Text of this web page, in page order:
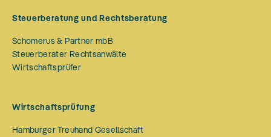
Steuerberatung und Rechtsberatung
Schomerus & Partner mbB
Steuerberater Rechtsanwälte
Wirtschaftsprüfer
Wirtschaftsprüfung
Hamburger Treuhand Gesellschaft